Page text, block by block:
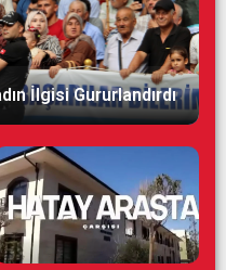
İlgisi Gururlandırdı